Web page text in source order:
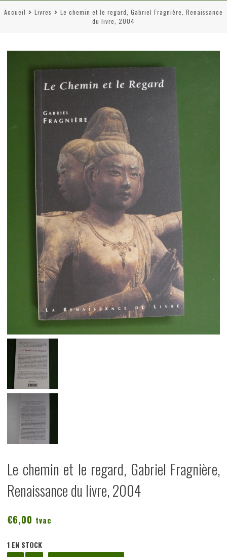
Accueil Livres
Le chemin et le regard, Gabriel Fragnière, Renaissance
du livre, 2004
Le chemin et le regard, Gabriel Fragnière,
Renaissance du livre, 2004
€6,00 tvac
1 EN STOCK